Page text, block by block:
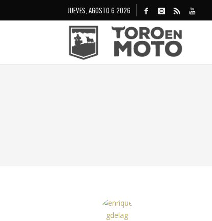
JUEVES, AGOSTO 6 2026